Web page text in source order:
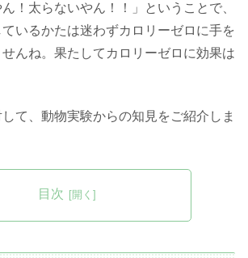
ん！太らないやん！！」ということで、
いるかたは迷わずカロリーゼロに手を
んね。果たしてカロリーゼロに効果は
て、動物実験からの知見をご紹介しま
目次